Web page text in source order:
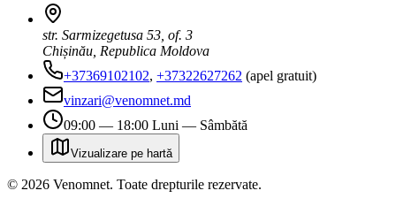
str. Sarmizegetusa 53, of. 3
Chișinău, Republica Moldova
+37369102102, +37322627262 (apel gratuit)
vinzari@venomnet.md
09:00 — 18:00 Luni — Sâmbătă
Vizualizare pe hartă
© 2026 Venomnet. Toate drepturile rezervate.